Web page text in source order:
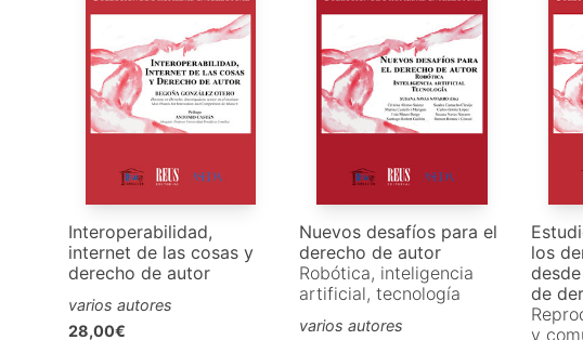
Interoperabilidad,
internet de las cosas y
derecho de autor
varios autores
28,00€
Nuevos desafíos para el
derecho de autor
Robótica, inteligencia
artificial, tecnología
varios autores
los
de
y